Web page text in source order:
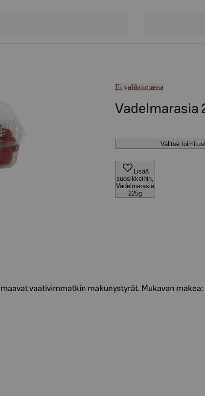
Ei valikoimassa
Vadelmarasia
Valitse
Lisää
suosikkeihin,
Vadelmarasia
225g
vaativimmatkin makunystyrät. Mukavan